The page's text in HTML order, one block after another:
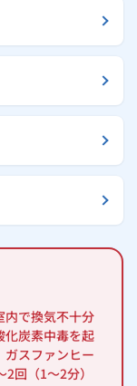
内で換気不十分
化炭素中毒を起
ガスファンヒー
回（1～2分）